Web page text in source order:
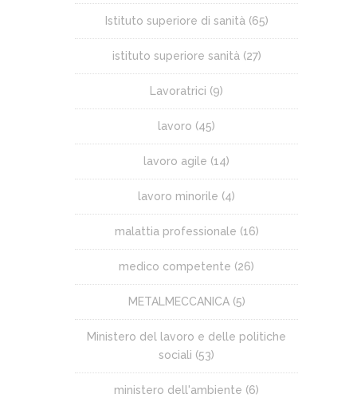
Istituto superiore di sanità (65)
istituto superiore sanità (27)
Lavoratrici (9)
lavoro (45)
lavoro agile (14)
lavoro minorile (4)
malattia professionale (16)
medico competente (26)
METALMECCANICA(5)
Ministero del lavoro e delle politiche
sociali (53)
ministero dell'ambiente (6)